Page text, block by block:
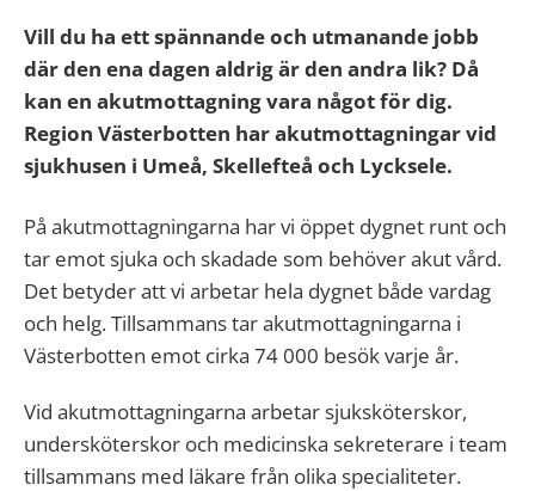
Vill du ha ett spännande och utmanande jobb
där den ena dagen aldrig är den andra lik? Då
kan en akutmottagning vara något för dig.
Region Västerbotten har akutmottagningar vid
sjukhusen i Umeå, Skellefteå och Lycksele.
På akutmottagningarna har vi öppet dygnet runt och
tar emot sjuka och skadade som behöver akut vård.
Det betyder att vi arbetar hela dygnet både vardag
och helg. Tillsammans tar akutmottagningarna i
Västerbotten emot cirka 74 000 besök varje år.
Vid akutmottagningarna arbetar sjuksköterskor,
undersköterskor och medicinska sekreterare i team
tillsammans med läkare från olika specialiteter.